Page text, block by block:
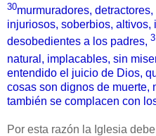
30murmuradores,
injuriosos, soberbios, altivos,
desobedientes a los padres,
natural, implacables, sin
entendido el juicio de Dios,
cosas son dignos de muerte,
también se complacen con
Por esta razón la Iglesia